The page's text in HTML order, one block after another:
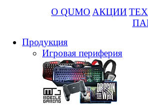
О QUMO АКЦИИ
Продукция
Игровая периферия